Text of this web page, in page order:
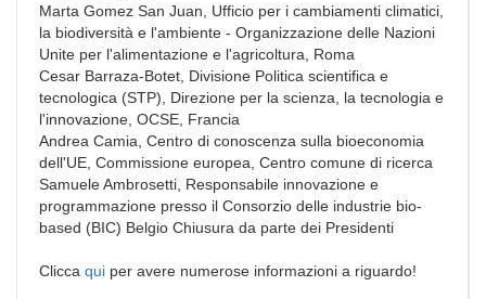
Marta Gomez San Juan, Ufficio per i cambiamenti climatici,
la biodiversità e l'ambiente - Organizzazione delle Nazioni
Unite per l'alimentazione e l'agricoltura, Roma
Cesar Barraza-Botet, Divisione Politica scientifica e
tecnologica (STP), Direzione per la scienza, la tecnologia e
l'innovazione, OCSE, Francia
Andrea Camia, Centro di conoscenza sulla bioeconomia
dell'UE, Commissione europea, Centro comune di ricerca
Samuele Ambrosetti, Responsabile innovazione e
programmazione presso il Consorzio delle industrie bio-
based (BIC) Belgio Chiusura da parte dei Presidenti
Clicca qui per avere numerose informazioni a riguardo!